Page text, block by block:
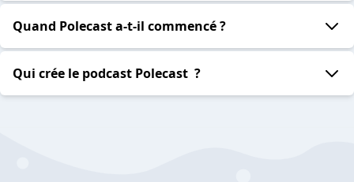
Quand Polecast a-t-il commencé ?
Qui crée le podcast Polecast ?